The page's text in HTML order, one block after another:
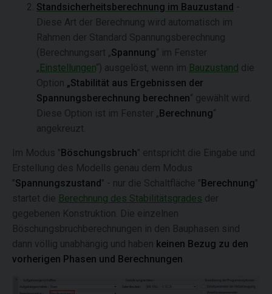
Standsicherheitsberechnung im Bauzustand -
Diese Art der Berechnung wird automatisch im
Rahmen der Standard Spannungsberechnung
(Berechnungsart „Spannung“ im Fenster
„Einstellungen“) ausgelöst, wenn im Bauzustand die
Option „Stabilität aus Ergebnissen der
Spannungsberechnung berechnen“ gewählt wird.
Diese Option ist im Fenster „Berechnung“
angekreuzt.
Im Modus "Böschungsbruch" entspricht die Eingabe und
Erstellung des Modells genau dem Modus
"Spannungszustand" - nur die Schaltfläche "Berechnung"
startet die Berechnung des Stabilitätsgrades der
gegebenen Konstruktion. Die einzelnen
Böschungsbruchberechnungen in den Bauphasen sind
dann völlig unabhängig und haben keinen Bezug zu den
vorherigen Phasen und Berechnungen